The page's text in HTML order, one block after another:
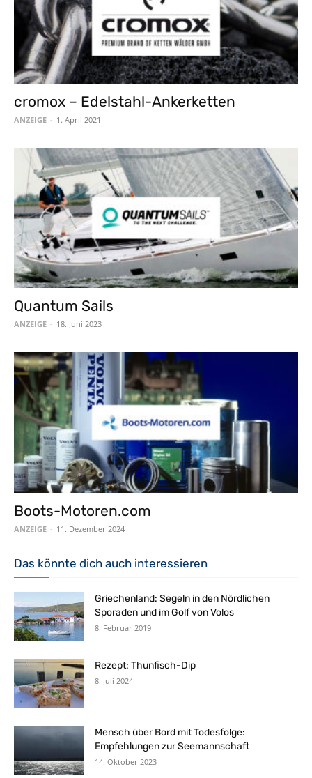
cromox – Edelstahl-Ankerketten
ANZEIGE - 1. April 2021
Quantum Sails
ANZEIGE - 18. Juni 2023
Boots-Motoren.com
ANZEIGE - 11. Dezember 2024
Das könnte dich auch interessieren
Griechenland: Segeln in den Nördlichen
Sporaden und im Golf von Volos
8. Februar 2019
Rezept: Thunfisch-Dip
8. Juli 2024
Mensch über Bord mit Todesfolge:
Empfehlungen zur Seemannschaft
14. Oktober 2023